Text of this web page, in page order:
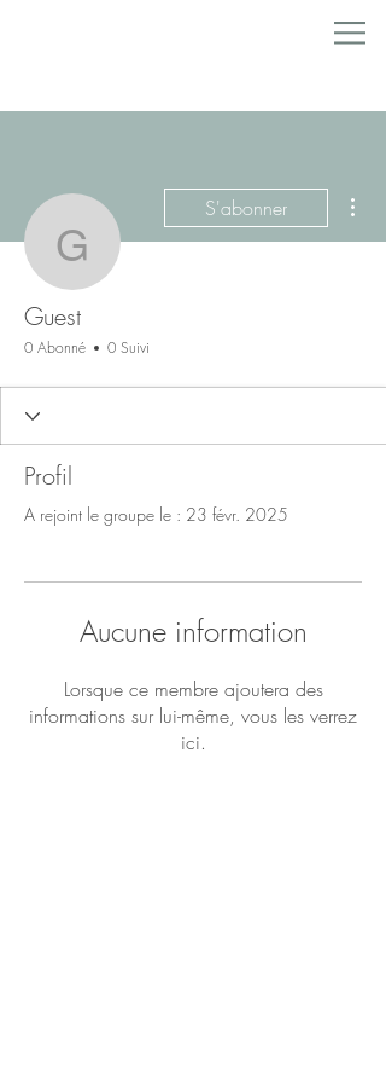
Guest
S'abonner
Guest
0 Abonné 0 Suivi
Profil
A rejoint le groupe le : 23 févr. 2025
Aucune information
Lorsque ce membre ajoutera des
informations sur lui-même, vous les verrez
ici.